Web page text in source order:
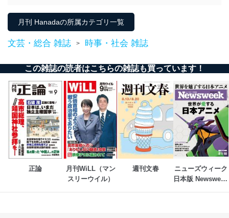
とが困難である場合。
国の機関もしくは地方公共団体またはその委託を受け
する必要がある場合であって、本人の同意を得ること
き。
上記２．の利用目的を実施するために守秘義務を結ん
だ企業に、業務の一部として個人情報の取扱いを委
託・提供する場合、その業務に必要な範囲で委託・提
供先企業に個人情報を開示することがあります。
委託・提供先企業は具体的には以下のような企業です
が、これらに限りません。
委託先：カスタマーサポート支援会社 、クレジッ
トカード決済などの決済代行・料金回収会社、広
告配信サービス会社
店など商品の供給者、梱包会社、配送会社、新聞
販売店などの梱包・配送・配達会社
月刊 Hanadaの所属カテゴリ一覧
文芸・総合 雑誌 > 時事・社会 雑誌
この雑誌の読者はこちらの雑誌も買っています！
正論
月刊WiLL（マン
スリーウイル）
週刊文春
ニューズウィーク
日本版 Newsweek